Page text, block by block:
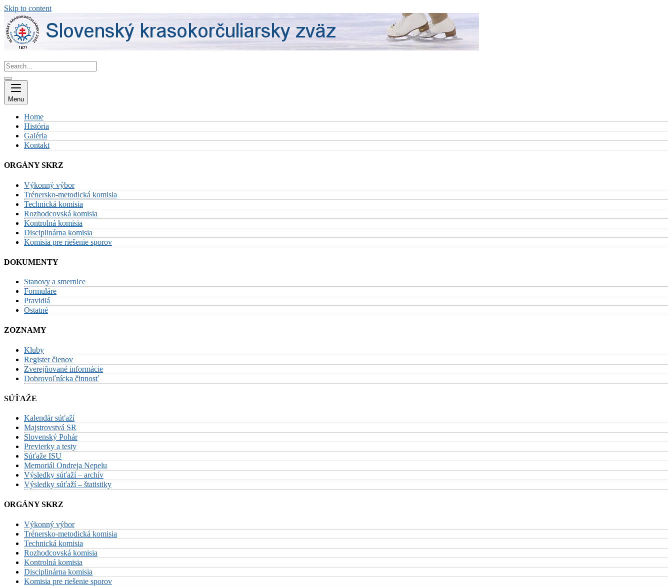
Skip to content
Menu
Home
História
Galéria
Kontakt
ORGÁNY SKRZ
Výkonný výbor
Trénersko-metodická komisia
Technická komisia
Rozhodcovská komisia
Kontrolná komisia
Disciplinárna komisia
Komisia pre riešenie sporov
DOKUMENTY
Stanovy a smernice
Formuláre
Pravidlá
Ostatné
ZOZNAMY
Kluby
Register členov
Zverejňované informácie
Dobrovoľnícka činnosť
SÚŤAŽE
Kalendár súťaží
Majstrovstvá SR
Slovenský Pohár
Previerky a testy
Súťaže ISU
Memoriál Ondreja Nepelu
Výsledky súťaží – archív
Výsledky súťaží – štatistiky
ORGÁNY SKRZ
Výkonný výbor
Trénersko-metodická komisia
Technická komisia
Rozhodcovská komisia
Kontrolná komisia
Disciplinárna komisia
Komisia pre riešenie sporov